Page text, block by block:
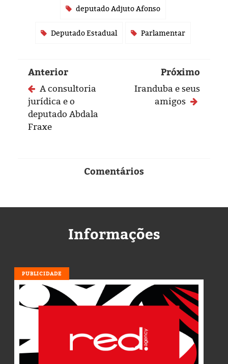
deputado Adjuto Afonso
Deputado Estadual Parlamentar
Anterior
A consultoria
jurídica e o
deputado Abdala
Fraxe
Próximo
Iranduba e seus
amigos
Comentários
Informações
PUBLICIDADE